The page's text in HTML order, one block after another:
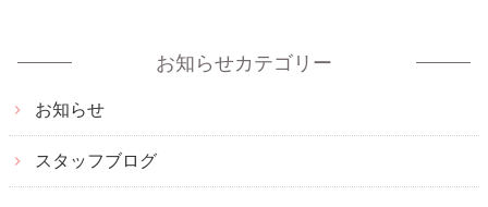
ビ
ー
お知らせカテゴリー
お知らせ
スタッフブログ